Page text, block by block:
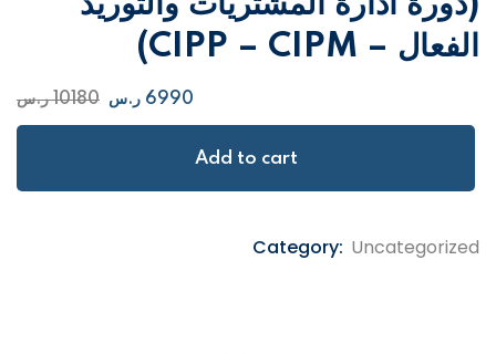
الفعال – CIPP – CIPM)
10180 ر.س 6990 ر.س
Add to cart
Category: Uncategorized